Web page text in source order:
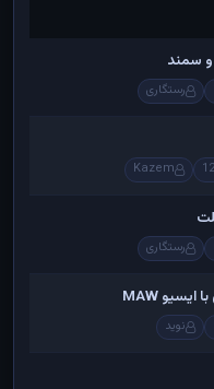
رستگاری
Kazem
رستگاری
نوید